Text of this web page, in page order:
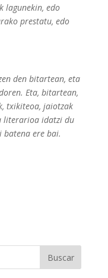
lagunekin, edo
prestatu, edo
den bitartean, eta
Eta, bitartean,
txikiteoa, jaiotzak
literarioa idatzi du
batena ere bai.